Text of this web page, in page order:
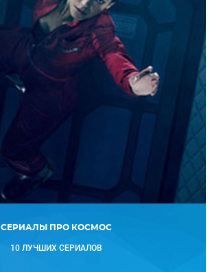
СЕРИАЛЫ ПРО КОСМОС
10 ЛУЧШИХ СЕРИАЛОВ